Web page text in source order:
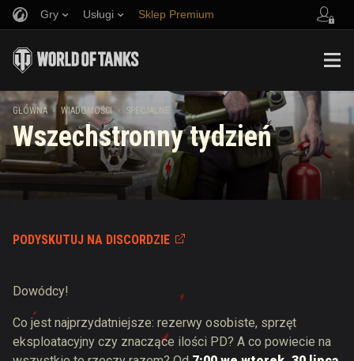
Gry Usługi Sklep Premium
Muzyka
Zasady fair play
Wargaming.net Game Center
Przewodnik po Twitch Drops
Zwerbuj znajomego
Discord
Centrum modów
Media
GŁÓWNA WIADOMOŚCI SPECJALNE
Wszechstronny tydzień
PODYSKUTUJ NA DISCORDZIE
Dowódcy!
Co jest najprzydatniejsze: rezerwy osobiste, sprzęt
eksploatacyjny czy znaczące ilości PD? A co powiecie na